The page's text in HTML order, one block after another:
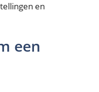
en
een